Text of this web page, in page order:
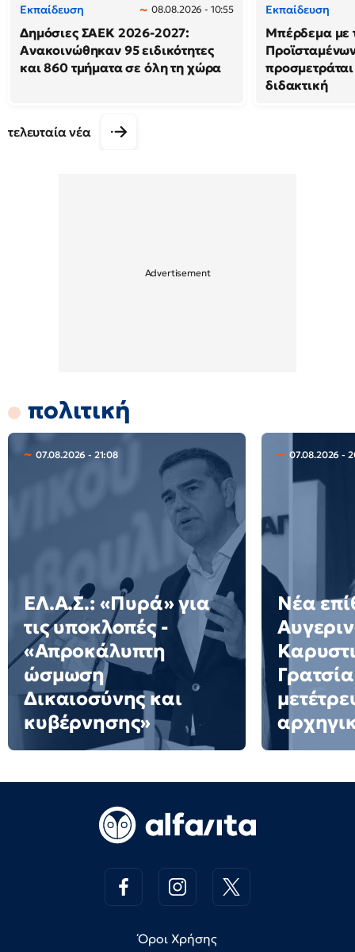
Εκπαίδευση 08.08.2026 - 10:55
Δημόσιες ΣΑΕΚ 2026-2027:
Ανακοινώθηκαν 95 ειδικότητες
και 860 τμήματα σε όλη τη χώρα
Εκπαίδευση
Μπέρδεμα με
διδακτική
τελευταία νέα
πολιτική
07.08.2026 - 21:08
ΕΛ.Α.Σ.: «Πυρά» για
τις υποκλοπές -
«Απροκάλυπτη
ώσμωση
Δικαιοσύνης και
κυβέρνησης»
07.08.2026 -
Νέα
Όροι Χρήσης